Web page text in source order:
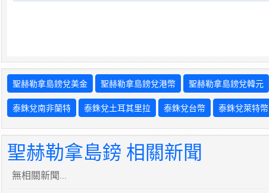
聖赫勒拿島鎊兌美金 聖赫勒拿島鎊兌港幣 聖赫勒拿島鎊兌韓元
泰銖兌南非蘭特 泰銖兌土耳其里拉 泰銖兌台幣 泰銖兌萊特幣
聖赫勒拿島鎊 相關新聞
無相關新聞...